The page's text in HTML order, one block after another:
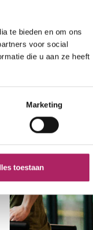
te bieden en om ons
voor social
die u aan ze heeft
Marketing
toestaan